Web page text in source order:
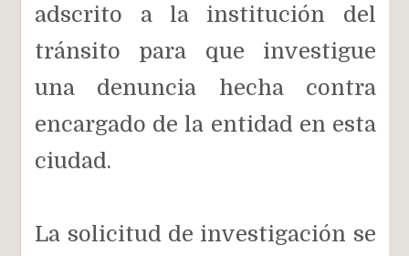
adscrito a la institución del
tránsito para que investigue
una denuncia hecha contra
encargado de la entidad en esta
ciudad.
La solicitud de investigación se